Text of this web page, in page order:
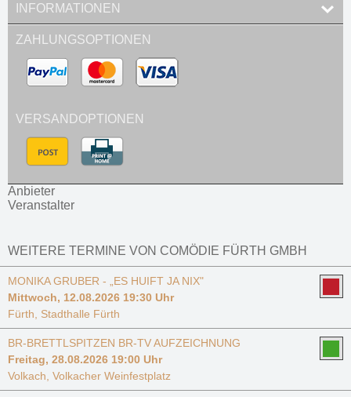
INFORMATIONEN
ZAHLUNGSOPTIONEN
VERSANDOPTIONEN
Anbieter
Veranstalter
WEITERE TERMINE VON COMÖDIE FÜRTH GMBH
MONIKA GRUBER - „ES HUIFT JA NIX"
Mittwoch, 12.08.2026 19:30 Uhr
Fürth, Stadthalle Fürth
BR-BRETTLSPITZEN BR-TV AUFZEICHNUNG
Freitag, 28.08.2026 19:00 Uhr
Volkach, Volkacher Weinfestplatz